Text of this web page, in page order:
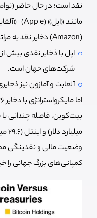
(Amazon) دخایر نقد به مراتب بالاتر از مایکرواستراتژی دارند.
شرکت‌های جهان است.
آلفابت و آمازون نیز ذخایری بالاتر از ۵۰
وضعیت مالی و نقدینگی
کمپانی‌های بزرگ جهانی را